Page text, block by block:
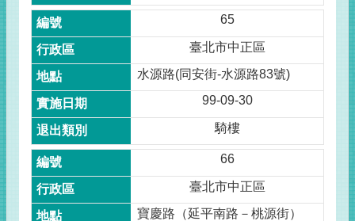
65
臺北市中正區
水源路(同安街-水源路83號)
99-09-30
騎樓
66
臺北市中正區
寶慶路（延平南路－桃源街）